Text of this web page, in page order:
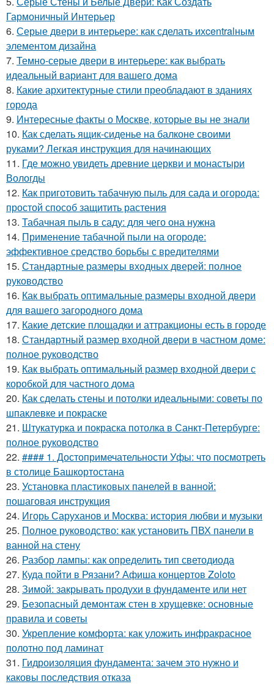
Гармоничный Интерьер
6. Серые двери в интерьере: как сделать ихcentralным
элементом дизайна
7. Темно-серые двери в интерьере: как выбрать
идеальный вариант для вашего дома
8. Какие архитектурные стили преобладают в зданиях
города
9. Интересные факты о Москве, которые вы не знали
10. Как сделать ящик-сиденье на балконе своими
руками? Легкая инструкция для начинающих
11. Где можно увидеть древние церкви и монастыри
Вологды
12. Как приготовить табачную пыль для сада и огорода:
простой способ защитить растения
13. Табачная пыль в саду: для чего она нужна
14. Применение табачной пыли на огороде:
эффективное средство борьбы с вредителями
15. Стандартные размеры входных дверей: полное
руководство
16. Как выбрать оптимальные размеры входной двери
для вашего загородного дома
17. Какие детские площадки и аттракционы есть в городе
18. Стандартный размер входной двери в частном доме:
полное руководство
19. Как выбрать оптимальный размер входной двери с
коробкой для частного дома
20. Как сделать стены и потолки идеальными: советы по
шпаклевке и покраске
21. Штукатурка и покраска потолка в Санкт-Петербурге:
полное руководство
22. #### 1. Достопримечательности Уфы: что посмотреть
в столице Башкортостана
23. Установка пластиковых панелей в ванной:
пошаговая инструкция
24. Игорь Саруханов и Москва: история любви и музыки
25. Полное руководство: как установить ПВХ панели в
ванной на стену
26. Разбор лампы: как определить тип светодиода
27. Куда пойти в Рязани? Афиша концертов Zoloto
28. Зимой: закрывать продухи в фундаменте или нет
29. Безопасный демонтаж стен в хрущевке: основные
правила и советы
30. Укрепление комфорта: как уложить инфракрасное
полотно под ламинат
31. Гидроизоляция фундамента: зачем это нужно и
каковы последствия отказа